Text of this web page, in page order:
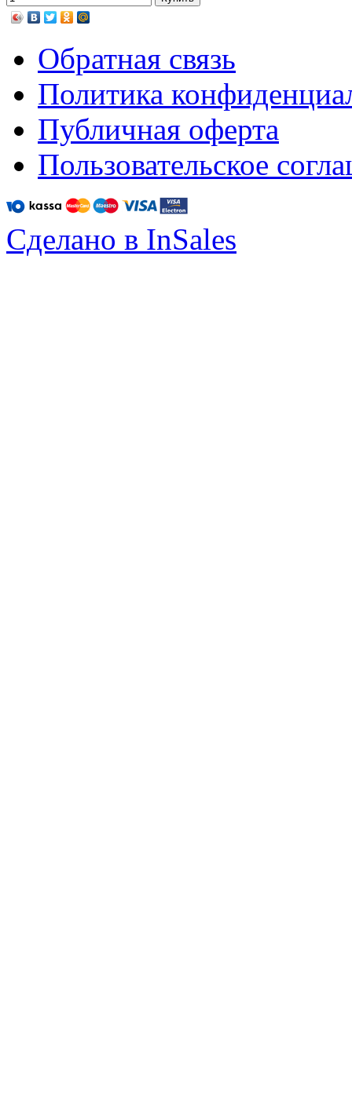
Обратная связь
Политика
Публичная оферта
Пользовательское
Сделано в InSales